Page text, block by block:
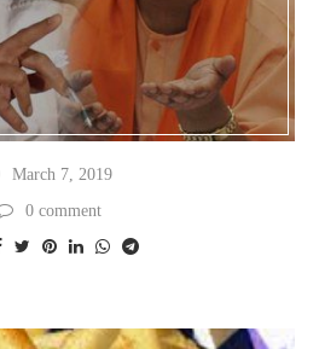
March 7, 2019
0 comment